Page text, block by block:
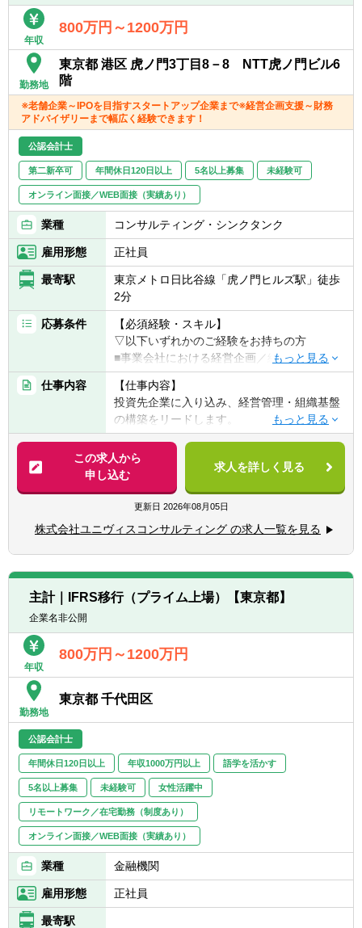
社歴に関係なく早期に「単体・連結の統括責
任者」や「子会社の経理責任者」へとステッ
プアップ。出した成果には、ポストと報酬で
ダイレクトに報います。
【募集背景】
「バックオフィスの守りの管理職」ではな
リードする
東証プライム上場、売上高1兆円、時価総額1
兆円を突破し、さらなる高みへと猛進を続け
るオープンハウスグループ。前例のないスピ
ードで「不動産業界日本一」の高みを目指す
ため、既存事業の圧倒的拡大と積極的な
M&A、新規事業開発を圧倒的なスピードで進
この急速なグループの成長と多角化に伴い、
経営の意思決定を支える財務・経理基盤の強
化は一刻の猶予も許されません。当社グルー
プは大企業でありながら急成長中の企業です
が、経理部は会社規模に比べるとまだまだ成
長余地があり、様々な面でのレベルアップが
必要です。
現在、本社経理部には20名を超えるメンバー
が在籍しています。ほとんどのメンバーが、
20代、30代という若手が活躍する、活気のあ
る組織です。企業理念「やる気のある人を広
メンバーが、互いに良い影響・刺激を与え合
い、切磋琢磨しています。
きる強靭な組織へと進化させるため、ガバナ
ンス強化とメンバー育成を牽引し、共に「不
動産業界日本一」の目標を達成しませんか？
■会計・税務に関するコンサルティング(国内
の一般的な税法のみならず、各国との租税条
取引形態に係る特殊な税務、金融商品・不動
のための申告業務等※税務業務は福永公認会
計士事務所が担当)、ファンドマネジメント
(投資ファンドの組成およびストラクチャーの
ージング支援、SPCの管理、IFRSやUS
GAAPなど投資家から要求される会計基準、
フォーマットでのレポーティング等)、翻訳
(外国企業のアニュアルレポートの翻訳等)、
M＆A等を行っています。
年収
800万円～1200万円
勤務地
東京都 港区 虎ノ門3丁目8－8 NTT虎ノ門ビル6
階
※老舗企業～IPOを目指すスタートアップ企業まで※経営企画支援～財務
アドバイザリーまで幅広く経験できます！
公認会計士
第二新卒可 年間休日120日以上 5名以上募集 未経験可
オンライン面接／WEB面接（実績あり）
業種 コンサルティング・シンクタンク
雇用形態 正社員
最寄駅
東京メトロ日比谷線「虎ノ門ヒルズ駅」徒歩
2分
応募条件
【必須経験・スキル】
▽以下いずれかのご経験をお持ちの方
■事業会社における経営企画／経理／管理部
門の実務経験
■監査法人、会計事務所等での会計実務経験
【歓迎経験・スキル】
■公認会計士（試験合格者含む）
■管理会計、予実管理、事業計画策定の経験
■バックオフィス全体（経理・労務・総務
等）への理解
■PMIや組織改革プロジェクトの経験
がある方
■抽象度の高い指示から自走してアウトプッ
■現場と信頼関係を築きながら物事を推進で
きる方
仕事内容
【仕事内容】
投資先企業に入り込み、経営管理・組織基盤
の構築をリードします。
＜経営企画・管理会計業務＞
■売上・コストデータの集約、分析、着地見
込みの精緻化
■予実管理体制の構築・運用
■事業計画策定、KPI設計・モニタリング
■経営意思決定に必要な数値分析・レポーテ
ィング
＜ガバナンス・バックオフィス統括＞
■経営管理フローの標準化、内部統制の整備
■組織の健全化に向けた仕組み構築
＜プロジェクト推進＞
■投資後のPMI（ポスト・マージ・インテグレ
ーション）支援
特命プロジェクト推進
現場に入り込み、実行まで担うハンズオン型
のポジションです。
【投資先企業のバリューアップを担う経営企
画ポジション（CFO候補）】
ユニヴィスでは、投資先企業に対し 経営企
画・事業企画の立場でハンズオン支援を行っ
ています 。
この求人から
申し込む
求人を詳しく見る
更新日 2026年08月05日
株式会社ユニヴィスコンサルティング の求人一覧を見る
主計｜IFRS移行（プライム上場）【東京都】
企業名非公開
年収
800万円～1200万円
勤務地
東京都 千代田区
公認会計士
年間休日120日以上 年収1000万円以上 語学を活かす
5名以上募集 未経験可 女性活躍中
リモートワーク／在宅勤務（制度あり）
オンライン面接／WEB面接（実績あり）
業種 金融機関
雇用形態 正社員
最寄駅